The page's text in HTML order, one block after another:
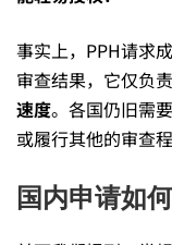
的
隐
藏
事实上，PPH请求
审查结果，它仅负责
速度。各国仍旧需
或履行其他的审查程
国内申请如